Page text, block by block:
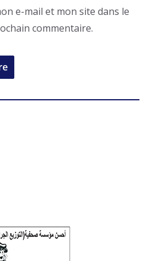
e-mail et mon site dans le
commentaire.